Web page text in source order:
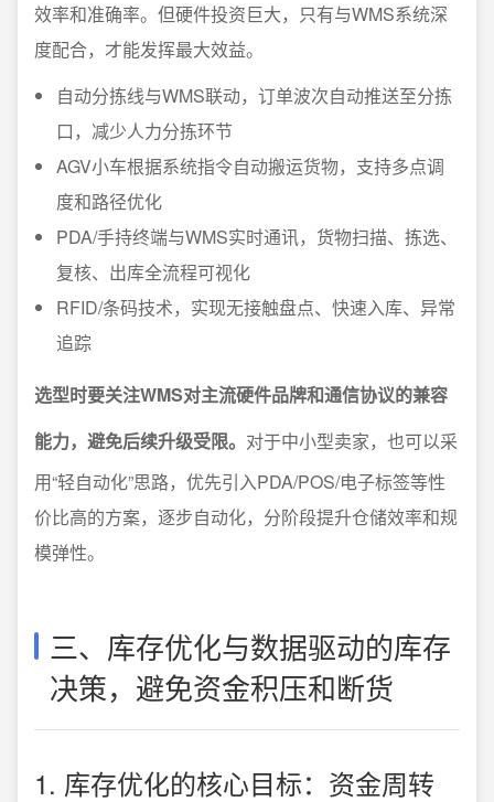
效率和准确率。但硬件投资巨大，只有与WMS系统深
度配合，才能发挥最大效益。
自动分拣线与WMS联动，订单波次自动推送至分拣
口，减少人力分拣环节
AGV小车根据系统指令自动搬运货物，支持多点调
度和路径优化
PDA/手持终端与WMS实时通讯，货物扫描、拣选、
复核、出库全流程可视化
RFID/条码技术，实现无接触盘点、快速入库、异常
追踪
选型时要关注WMS对主流硬件品牌和通信协议的兼容
能力，避免后续升级受限。 对于中小型卖家，也可以采
用“轻自动化”思路，优先引入PDA/POS/电子标签等性
价比高的方案，逐步自动化，分阶段提升仓储效率和规
模弹性。
三、库存优化与数据驱动的库存
决策，避免资金积压和断货
1. 库存优化的核心目标：资金周转